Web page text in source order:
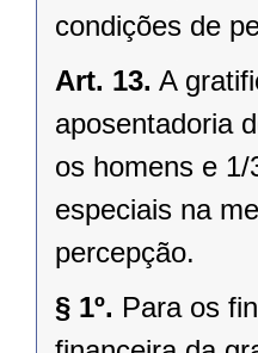
condições de
Art. 13. A
aposentadoria
os homens e
especiais na
percepção.
§ 1º. Para os